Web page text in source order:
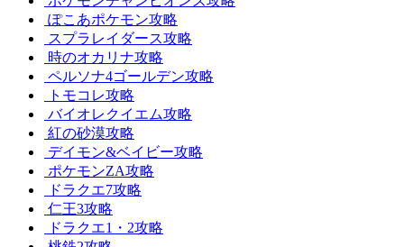
ぽこあポケモン攻略
スプラレイダース攻略
時のオカリナ攻略
ペルソナ4ゴールデン攻略
トモコレ攻略
バイオレクイエム攻略
紅の砂漠攻略
デイモン&ベイビー攻略
ポケモンZA攻略
ドラクエ7攻略
仁王3攻略
ドラクエ1・2攻略